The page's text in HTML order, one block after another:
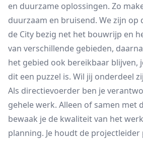
en duurzame oplossingen. Zo
duurzaam en bruisend. We zijn op
de City bezig net het bouwrijp en
van verschillende gebieden,
het gebied ook bereikbaar blijven,
dit een puzzel is. Wil jij onderdeel
Als directievoerder ben je
gehele werk. Alleen of samen met
bewaak je de kwaliteit van het
planning. Je houdt de